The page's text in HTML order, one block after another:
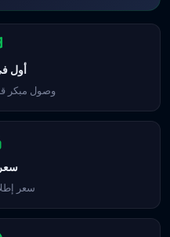
أول
وصول مبكر
سعر